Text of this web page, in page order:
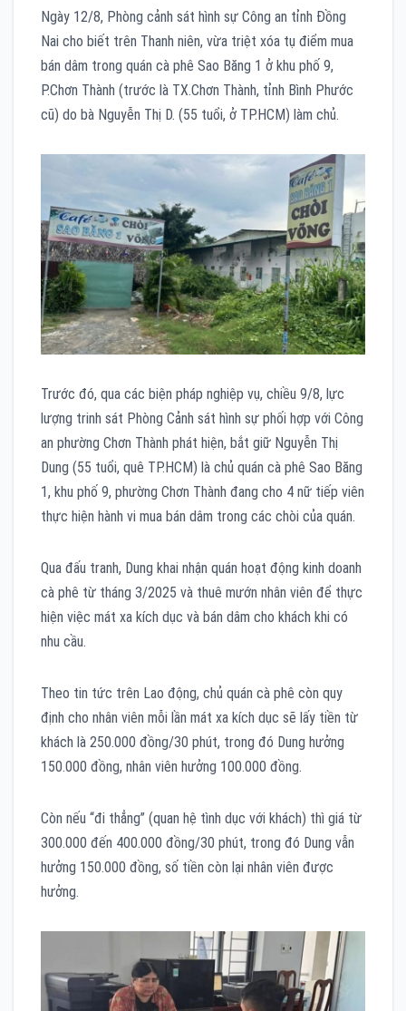
Ngày 12/8, Phòng cảnh sát hình sự Công an tỉnh Đồng
Nai cho biết trên Thanh niên, vừa triệt xóa tụ điểm mua
bán dâm trong quán cà phê Sao Băng 1 ở khu phố 9,
P.Chơn Thành (trước là TX.Chơn Thành, tỉnh Bình Phước
cũ) do bà Nguyễn Thị D. (55 tuổi, ở TP.HCM) làm chủ.
Trước đó, qua các biện pháp nghiệp vụ, chiều 9/8, lực
lượng trinh sát Phòng Cảnh sát hình sự phối hợp với Công
an phường Chơn Thành phát hiện, bắt giữ Nguyễn Thị
Dung (55 tuổi, quê TP.HCM) là chủ quán cà phê Sao Băng
1, khu phố 9, phường Chơn Thành đang cho 4 nữ tiếp viên
thực hiện hành vi mua bán dâm trong các chòi của quán.
Qua đấu tranh, Dung khai nhận quán hoạt động kinh doanh
cà phê từ tháng 3/2025 và thuê mướn nhân viên để thực
hiện việc mát xa kích dục và bán dâm cho khách khi có
nhu cầu.
Theo tin tức trên Lao động, chủ quán cà phê còn quy
định cho nhân viên mỗi lần mát xa kích dục sẽ lấy tiền từ
khách là 250.000 đồng/30 phút, trong đó Dung hưởng
150.000 đồng, nhân viên hưởng 100.000 đồng.
Còn nếu “đi thẳng” (quan hệ tình dục với khách) thì giá từ
300.000 đến 400.000 đồng/30 phút, trong đó Dung vẫn
hưởng 150.000 đồng, số tiền còn lại nhân viên được
hưởng.